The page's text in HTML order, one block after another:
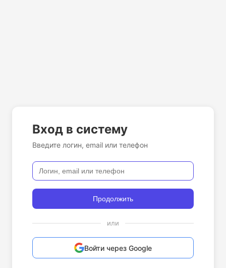
Вход в систему
Введите логин, email или телефон
Продолжить
или
Войти через Google